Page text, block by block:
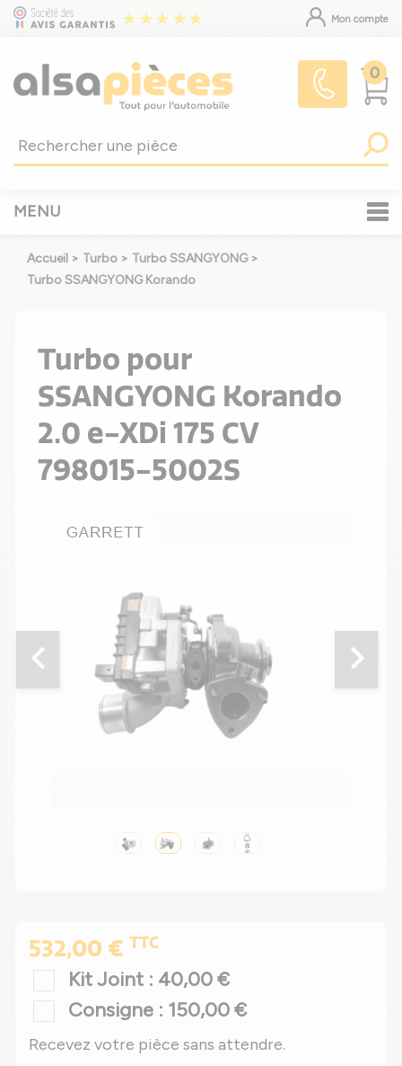
Mon compte
0
MENU
Accueil > Turbo > Turbo SSANGYONG >
Turbo SSANGYONG Korando
Turbo pour
SSANGYONG Korando
2.0 e-XDi 175 CV
798015-5002S
chevron_left chevron_right
532,00 € TTC
Kit Joint : 40,00 €
Consigne : 150,00 €
Recevez votre pièce sans attendre.